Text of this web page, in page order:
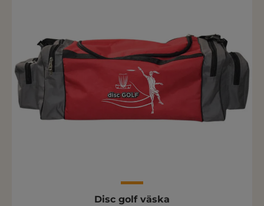
Disc golf väska